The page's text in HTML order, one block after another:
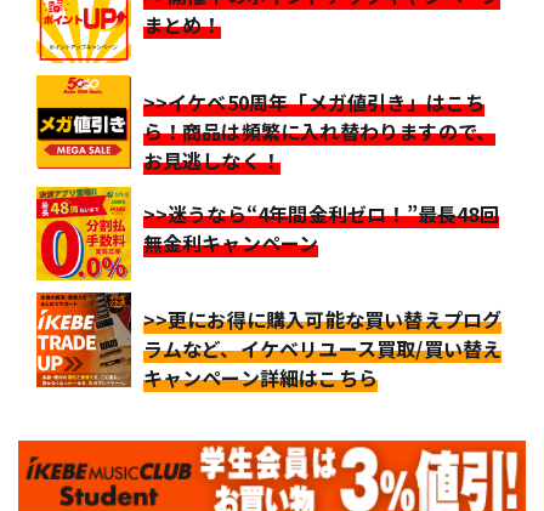
まとめ！
>>イケベ50周年「メガ値引き」はこち
ら！商品は頻繁に入れ替わりますので、
お見逃しなく！
>>迷うなら“4年間金利ゼロ！”最長48回
無金利キャンペーン
>>更にお得に購入可能な買い替えプログ
ラムなど、イケベリユース買取/買い替え
キャンペーン詳細はこちら